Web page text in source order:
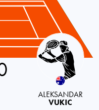
ALEKSANDAR
VUKIC